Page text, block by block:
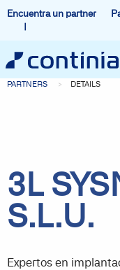
Encuentra un partner
PARTNERS DETAILS
3L
S.L.U.
Expertos en